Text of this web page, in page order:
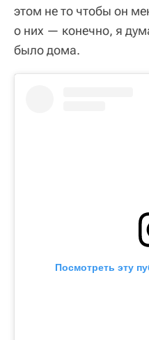
этом не то чтобы он
о них — конечно, я
было дома.
Посмотреть эту